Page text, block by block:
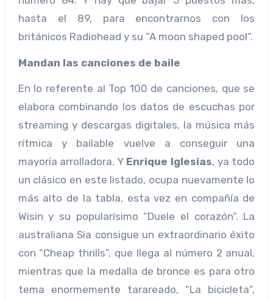
hasta el 89, para encontrarnos con los
británicos Radiohead y su “A moon shaped pool”.
Mandan las canciones de baile
En lo referente al Top 100 de canciones, que se
elabora combinando los datos de escuchas por
streaming y descargas digitales, la música más
rítmica y bailable vuelve a conseguir una
mayoría arrolladora. Y Enrique Iglesias, ya todo
un clásico en este listado, ocupa nuevamente lo
más alto de la tabla, esta vez en compañía de
Wisin y su popularísimo “Duele el corazón”. La
australiana Sia consigue un extraordinario éxito
con “Cheap thrills”, que llega al número 2 anual,
mientras que la medalla de bronce es para otro
tema enormemente tarareado, “La bicicleta”,